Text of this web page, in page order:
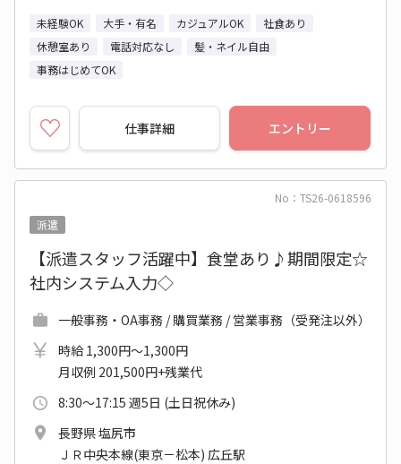
未経験OK 大手・有名 カジュアルOK
社食あり
休憩室あり
電話対応なし
髪・ネイル自由
事務はじめてOK
仕事詳細 エントリー
No：TS26-0618596
派遣
【派遣スタッフ活躍中】食堂あり♪期間限定☆
社内システム入力◇
一般事務・OA事務 / 購買業務 / 営業事務（受発注以外）
時給 1,300円～1,300円
月収例 201,500円+残業代
8:30～17:15 週5日 (土日祝休み)
長野県 塩尻市
ＪＲ中央本線(東京－松本) 広丘駅